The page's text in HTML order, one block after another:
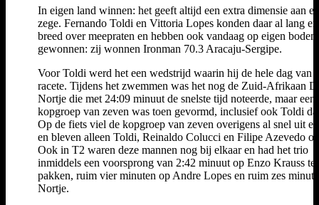
In eigen land winnen: het geeft altijd een extra dimensie aan
zege. Fernando Toldi en Vittoria Lopes konden daar al lang en
breed over meepraten en hebben ook vandaag op eigen bodem
gewonnen: zij wonnen Ironman 70.3 Aracaju-Sergipe.
Voor Toldi werd het een wedstrijd waarin hij de hele dag van
racete. Tijdens het zwemmen was het nog de Zuid-Afrikaan
Nortje die met 24:09 minuut de snelste tijd noteerde, maar een
kopgroep van zeven was toen gevormd, inclusief ook Toldi
Op de fiets viel de kopgroep van zeven overigens al snel uit
en bleven alleen Toldi, Reinaldo Colucci en Filipe Azevedo
Ook in T2 waren deze mannen nog bij elkaar en had het trio
inmiddels een voorsprong van 2:42 minuut op Enzo Krauss te
pakken, ruim vier minuten op Andre Lopes en ruim zes
Nortje.